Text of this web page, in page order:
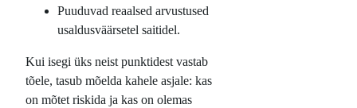
Puuduvad reaalsed arvustused
usaldusväärsetel saitidel.
Kui isegi üks neist punktidest vastab
tõele, tasub mõelda kahele asjale: kas
on mõtet riskida ja kas on olemas